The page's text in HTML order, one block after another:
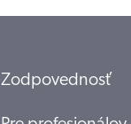
Zodpovednosť